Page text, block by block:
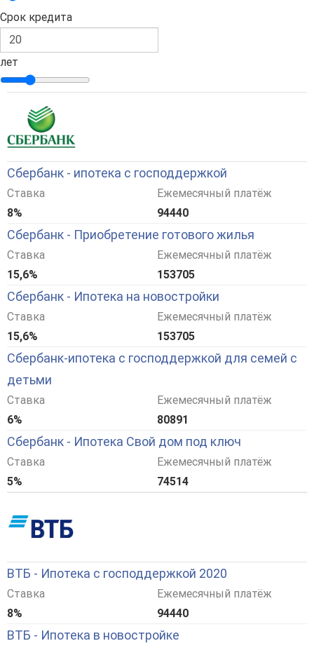
Срок кредита
лет
Сбербанк - ипотека с господдержкой
Ставка
8%
Ежемесячный платёж
94440
Сбербанк - Приобретение готового жилья
Ставка
15,6%
Ежемесячный платёж
153705
Сбербанк - Ипотека на новостройки
Ставка
15,6%
Ежемесячный платёж
153705
Сбербанк-ипотека с господдержкой для семей с
детьми
Ставка
6%
Ежемесячный платёж
80891
Сбербанк - Ипотека Свой дом под ключ
Ставка
5%
Ежемесячный платёж
74514
ВТБ - Ипотека с господдержкой 2020
Ставка
8%
Ежемесячный платёж
94440
ВТБ - Ипотека в новостройке